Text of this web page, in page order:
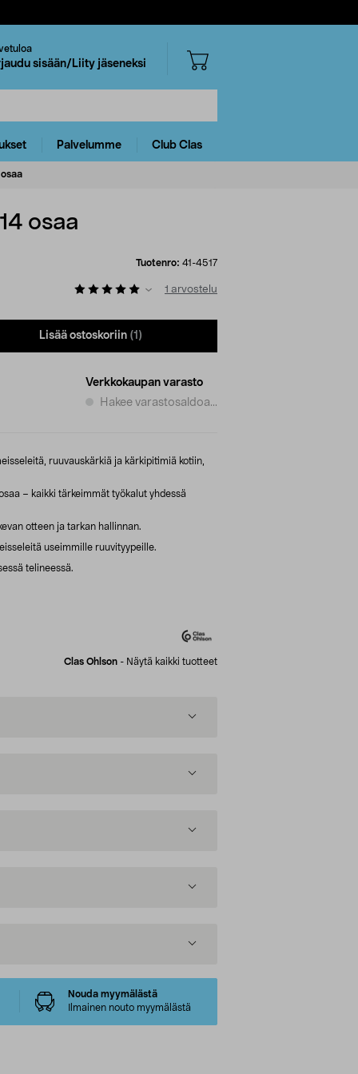
sisään/Liity jäseneksi
Palvelumme Club Clas
osaa
Tuotenro: 41-4517
1 arvostelu
Lisää ostoskoriin (1)
Verkkokaupan varasto
Hakee varastosaldoa...
ruuvauskärkiä ja kärkipitimiä kotiin,
– kaikki tärkeimmät työkalut yhdessä
otteen ja tarkan hallinnan.
useimmille ruuvityypeille.
telineessä.
Clas Ohlson - Näytä kaikki tuotteet
Nouda myymälästä
Ilmainen nouto myymälästä